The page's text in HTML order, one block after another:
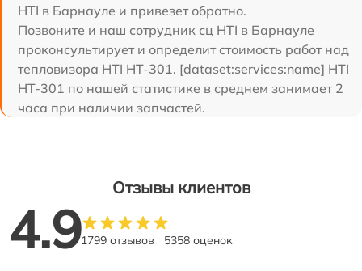
HTI в Барнауле и привезет обратно.
Позвоните и наш сотрудник сц HTI в Барнауле
проконсультирует и определит стоимость работ над
тепловизора HTI HT-301. [dataset:services:name] HTI
HT-301 по нашей статистике в среднем занимает 2
часа при наличии запчастей.
Отзывы клиентов
4.91799 отзывов 5358 оценок